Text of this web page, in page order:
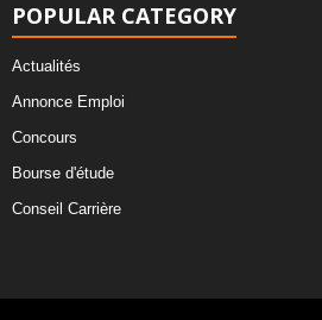
POPULAR CATEGORY
Actualités
Annonce Emploi
Concours
Bourse d'étude
Conseil Carrière